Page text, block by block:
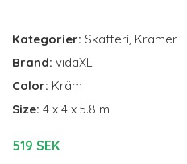
Kategorier: Skafferi, Krämer
Brand: vidaXL
Color: Kräm
Size: 4 x 4 x 5.8 m
519 SEK